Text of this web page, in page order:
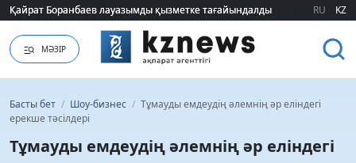
Қайрат Боранбаев лауазымды қызметке тағайындалды
Қайрат Боранбаев лауазымды қызметке тағайындалды RU KZ
МӘЗІР
Басты бет / Шоу-бизнес / Тұмауды емдеудің әлемнің әр еліндегі
ерекше тәсілдері
Тұмауды емдеудің әлемнің әр еліндегі